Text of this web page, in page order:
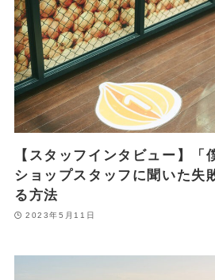
【スタッフインタビュー】「
ショップスタッフに聞いた失
る方法
2023年5月11日